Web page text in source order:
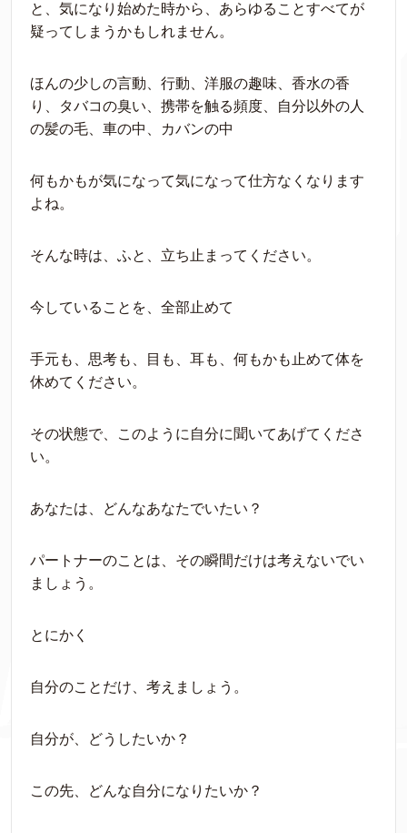
と、気になり始めた時から、あらゆることすべてが
疑ってしまうかもしれません。
ほんの少しの言動、行動、洋服の趣味、香水の香
り、タバコの臭い、携帯を触る頻度、自分以外の人
の髪の毛、車の中、カバンの中
何もかもが気になって気になって仕方なくなります
よね。
そんな時は、ふと、立ち止まってください。
今していることを、全部止めて
手元も、思考も、目も、耳も、何もかも止めて体を
休めてください。
その状態で、このように自分に聞いてあげてくださ
い。
あなたは、どんなあなたでいたい？
パートナーのことは、その瞬間だけは考えないでい
ましょう。
とにかく
自分のことだけ、考えましょう。
自分が、どうしたいか？
この先、どんな自分になりたいか？